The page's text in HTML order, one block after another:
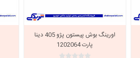
اورینگ بوش پیستون پژو 405 دینا
پارت 1202064